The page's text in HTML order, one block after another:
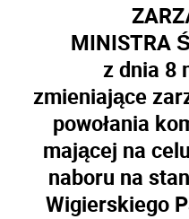
MINISTRA
z dnia 8
zmieniające
powołania
mającej na
naboru na
Wigierskiego